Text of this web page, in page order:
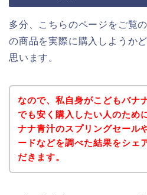
多分、こちらのページをご覧
の商品を実際に購入しようか
思います。
なので、私自身がこどもバナ
でも安く購入したい人のため
ナナ青汁のスプリングセール
ードなどを調べた結果をシェ
だきます。